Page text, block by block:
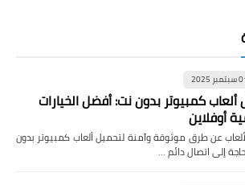
2025
كمبيوتر بدون نت: أفضل الخيارات
أوفلاين
عن طرق موثوقة وآمنة لتحميل ألعاب كمبيوتر بدون
إلى اتصال دائم …